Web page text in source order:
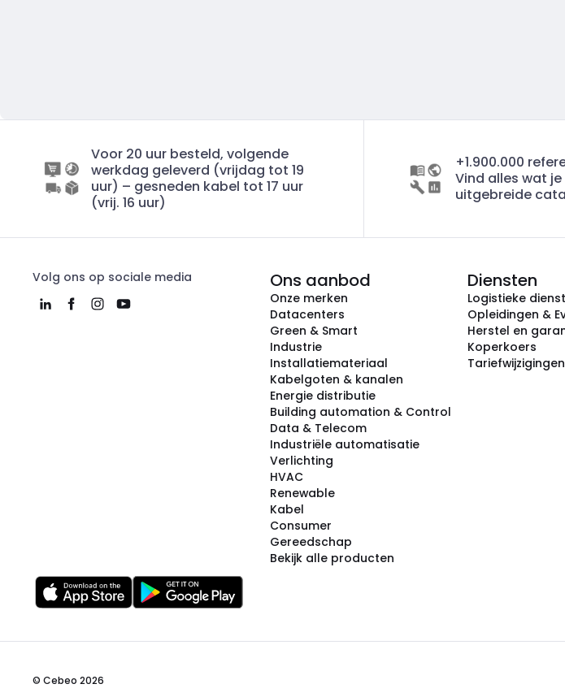
Voor 20 uur besteld, volgende
werkdag geleverd (vrijdag tot 19
uur) – gesneden kabel tot 17 uur
(vrij. 16 uur)
+1.900.000
Vind alles wat
uitgebreide
Volg ons op sociale media Ons aanbod
Onze merken
Datacenters
Green & Smart
Industrie
Installatiemateriaal
Kabelgoten & kanalen
Energie distributie
Building automation & Control
Data & Telecom
Industriële automatisatie
Verlichting
HVAC
Renewable
Kabel
Consumer
Gereedschap
Bekijk alle producten
Diensten
Logistieke
Opleidingen &
Herstel en
Koperkoers
Tariefwijzigingen
© Cebeo 2026